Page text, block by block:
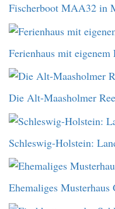
Fischerboot MAA32 in
Ferienhaus mit eigenem
Die Alt-Maasholmer
Schleswig-Holstein:
Ehemaliges